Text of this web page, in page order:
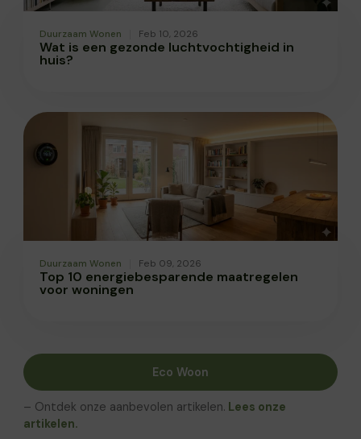
Duurzaam Wonen Feb 10, 2026
Wat is een gezonde luchtvochtigheid in
huis?
Duurzaam Wonen Feb 09, 2026
Top 10 energiebesparende maatregelen
voor woningen
Eco Woon
– Ontdek onze aanbevolen artikelen. Lees onze
artikelen.